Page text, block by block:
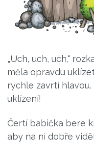
„Uch, uch, uch,“
měla opravdu
rychle zavrtí
uklízení!
Čertí babička bere
aby na ni dobře